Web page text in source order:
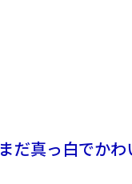
まだ真っ白でかわ